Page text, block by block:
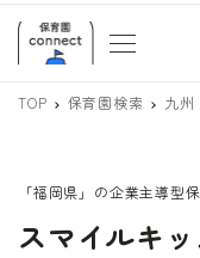
TOP 保育園検索 九州
「福岡県」の企業主導型
スマイルキ